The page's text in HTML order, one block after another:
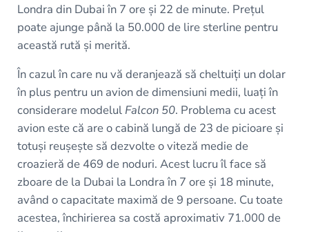
Londra din Dubai în 7 ore și 22 de minute. Prețul
poate ajunge până la 50.000 de lire sterline pentru
această rută și merită.
În cazul în care nu vă deranjează să cheltuiți un dolar
în plus pentru un avion de dimensiuni medii, luați în
considerare modelul Falcon 50. Problema cu acest
avion este că are o cabină lungă de 23 de picioare și
totuși reușește să dezvolte o viteză medie de
croazieră de 469 de noduri. Acest lucru îl face să
zboare de la Dubai la Londra în 7 ore și 18 minute,
având o capacitate maximă de 9 persoane. Cu toate
acestea, închirierea sa costă aproximativ 71.000 de